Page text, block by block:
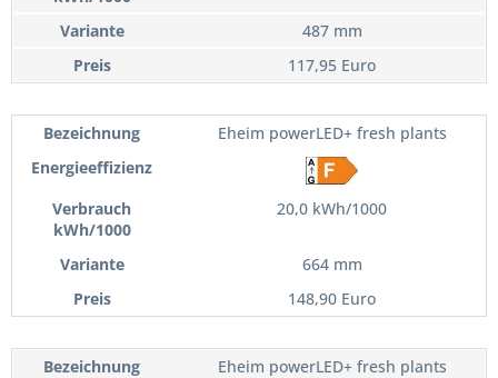
487 mm
117,95 Euro
Eheim powerLED+ fresh plants
20,0 kWh/1000
664 mm
148,90 Euro
Eheim powerLED+ fresh plants